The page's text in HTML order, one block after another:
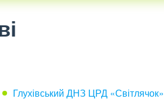
Глухівський ДНЗ ЦРД «Світлячок»